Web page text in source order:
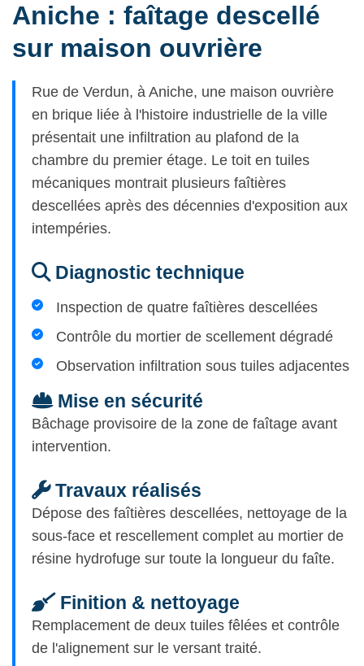
Aniche : faîtage descellé
sur maison ouvrière
Rue de Verdun, à Aniche, une maison ouvrière
en brique liée à l'histoire industrielle de la ville
présentait une infiltration au plafond de la
chambre du premier étage. Le toit en tuiles
mécaniques montrait plusieurs faîtières
descellées après des décennies d'exposition aux
intempéries.
Diagnostic technique
Inspection de quatre faîtières descellées
Contrôle du mortier de scellement dégradé
Observation infiltration sous tuiles adjacentes
Mise en sécurité
Bâchage provisoire de la zone de faîtage avant
intervention.
Travaux réalisés
Dépose des faîtières descellées, nettoyage de la
sous-face et rescellement complet au mortier de
résine hydrofuge sur toute la longueur du faîte.
Finition & nettoyage
Remplacement de deux tuiles fêlées et contrôle
de l'alignement sur le versant traité.